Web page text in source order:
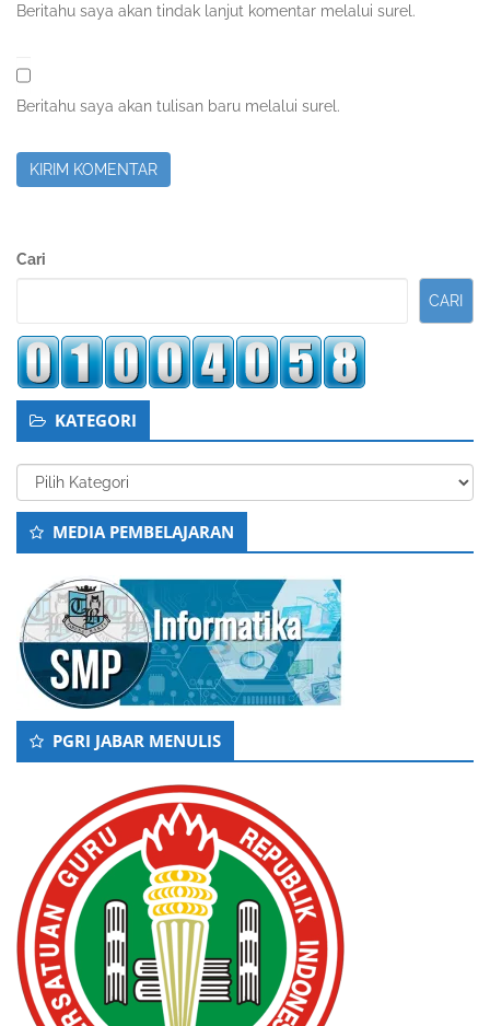
Beritahu saya akan tindak lanjut komentar melalui surel.
Beritahu saya akan tulisan baru melalui surel.
Sidebar
Cari
CARI
KATEGORI
Kategori
MEDIA PEMBELAJARAN
PGRI JABAR MENULIS